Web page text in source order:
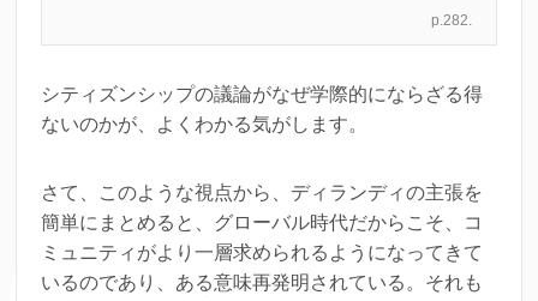
p.282.
シティズンシップの議論がなぜ学際的にならざる得
ないのかが、よくわかる気がします。
さて、このような視点から、ディランディの主張を
簡単にまとめると、グローバル時代だからこそ、コ
ミュニティがより一層求められるようになってきて
いるのであり、ある意味再発明されている。それも